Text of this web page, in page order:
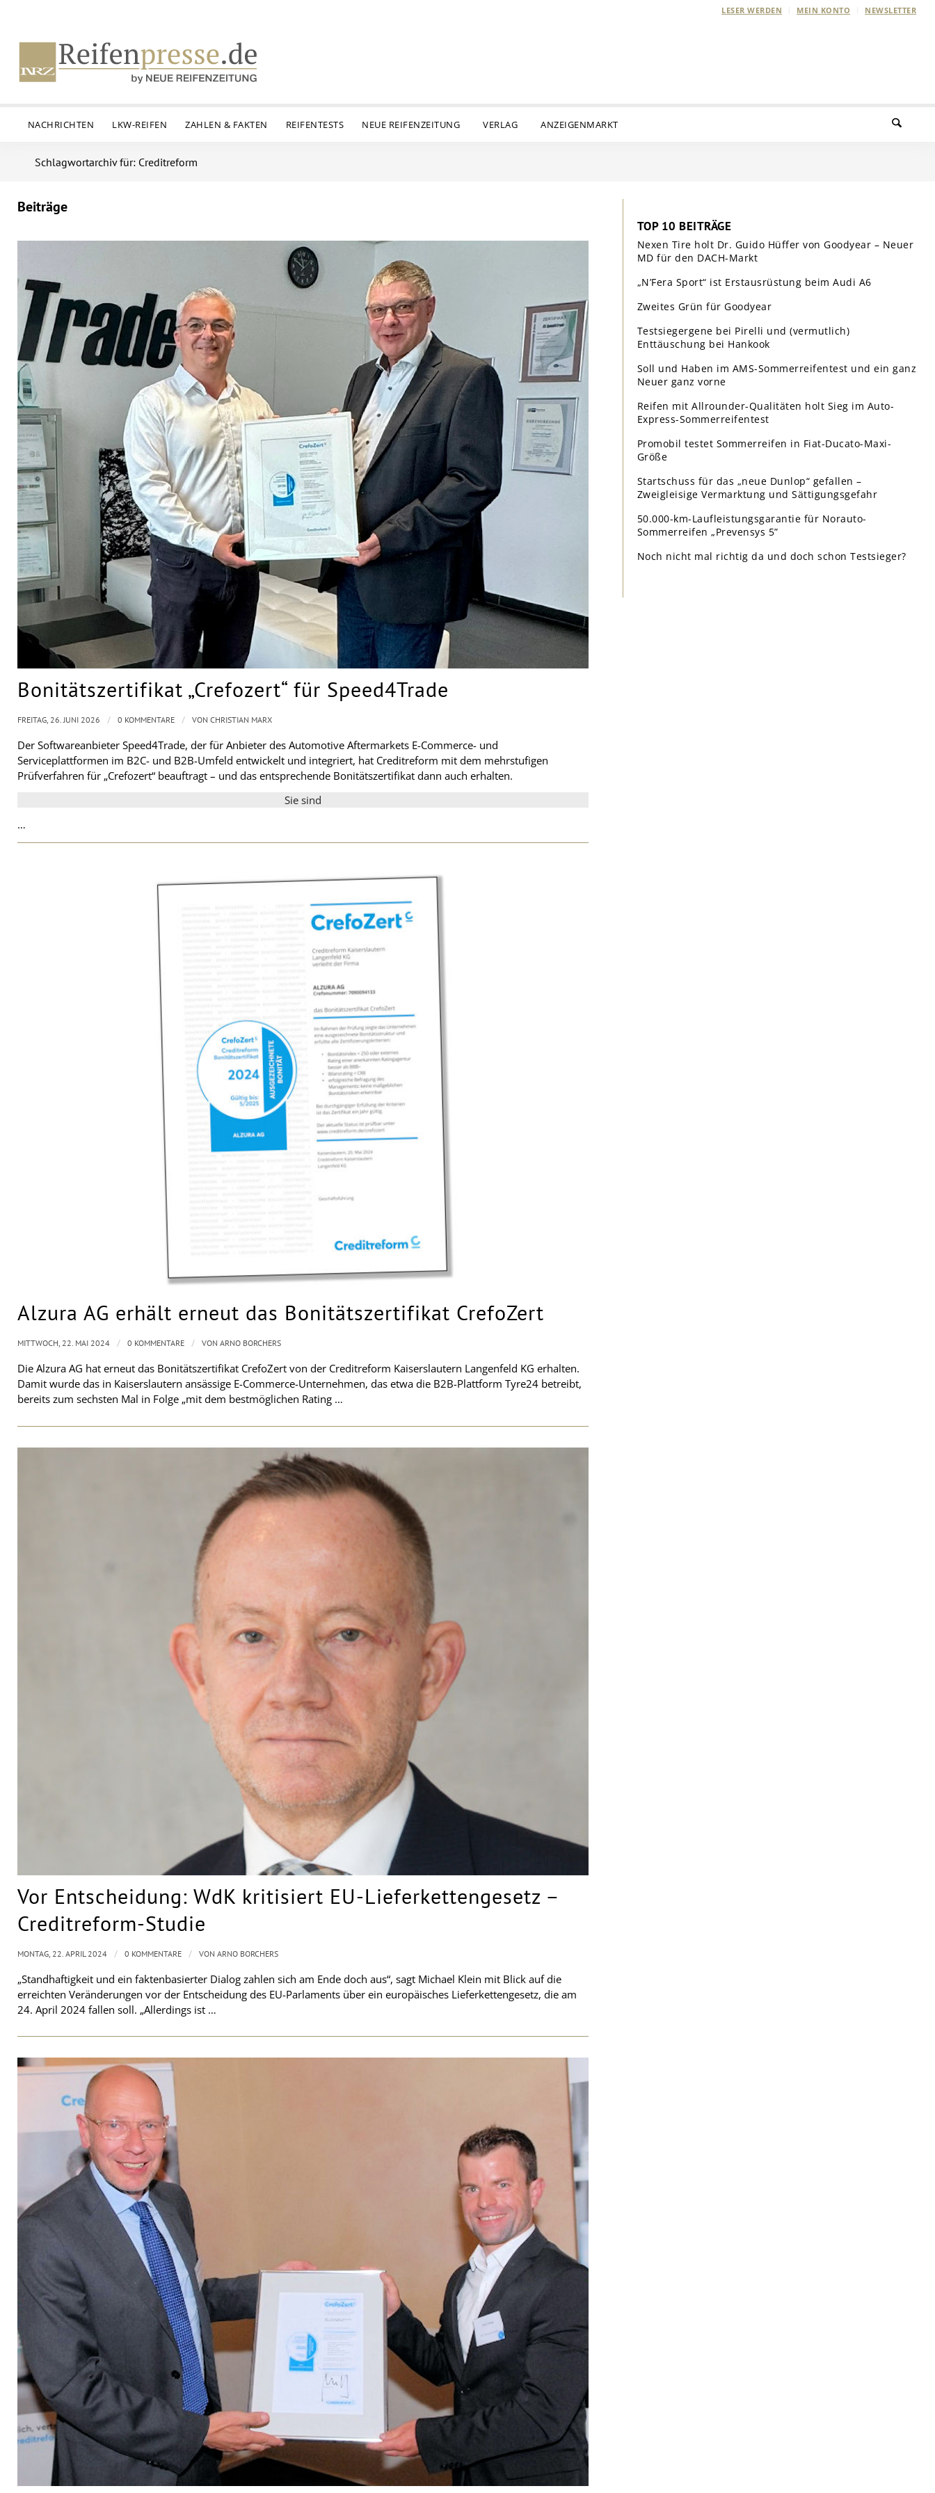
LESER WERDEN MEIN KONTO NEWSLETTER
NACHRICHTEN LKW-REIFEN ZAHLEN & FAKTEN REIFENTESTS NEUE REIFENZEITUNG VERLAG ANZEIGENMARKT
Schlagwortarchiv für: Creditreform
Beiträge
Bonitätszertifikat „Crefozert“ für Speed4Trade
Der Softwareanbieter Speed4Trade, der für Anbieter des Automotive Aftermarkets E-Commerce- und
Serviceplattformen im B2C- und B2B-Umfeld entwickelt und integriert, hat Creditreform mit dem mehrstufigen
Prüfverfahren für „Crefozert“ beauftragt – und das entsprechende Bonitätszertifikat dann auch erhalten.
Sie sind
…
FREITAG, 26. JUNI 2026 / 0 KOMMENTARE / VON CHRISTIAN MARX
Alzura AG erhält erneut das Bonitätszertifikat CrefoZert
Die Alzura AG hat erneut das Bonitätszertifikat CrefoZert von der Creditreform Kaiserslautern Langenfeld KG erhalten.
Damit wurde das in Kaiserslautern ansässige E-Commerce-Unternehmen, das etwa die B2B-Plattform Tyre24 betreibt,
bereits zum sechsten Mal in Folge „mit dem bestmöglichen Rating …
MITTWOCH, 22. MAI 2024 / 0 KOMMENTARE / VON ARNO BORCHERS
Vor Entscheidung: WdK kritisiert EU-Lieferkettengesetz –
Creditreform-Studie
„Standhaftigkeit und ein faktenbasierter Dialog zahlen sich am Ende doch aus“, sagt Michael Klein mit Blick auf die
erreichten Veränderungen vor der Entscheidung des EU-Parlaments über ein europäisches Lieferkettengesetz, die am
24. April 2024 fallen soll. „Allerdings ist …
MONTAG, 22. APRIL 2024 / 0 KOMMENTARE / VON ARNO BORCHERS
TOP 10 BEITRÄGE
Nexen Tire holt Dr. Guido Hüffer von Goodyear – Neuer
MD für den DACH-Markt
„N’Fera Sport“ ist Erstausrüstung beim Audi A6
Zweites Grün für Goodyear
Testsiegergene bei Pirelli und (vermutlich)
Enttäuschung bei Hankook
Soll und Haben im AMS-Sommerreifentest und ein ganz
Neuer ganz vorne
Reifen mit Allrounder-Qualitäten holt Sieg im Auto-
Express-Sommerreifentest
Promobil testet Sommerreifen in Fiat-Ducato-Maxi-
Größe
Startschuss für das „neue Dunlop“ gefallen –
Zweigleisige Vermarktung und Sättigungsgefahr
50.000-km-Laufleistungsgarantie für Norauto-
Sommerreifen „Prevensys 5”
Noch nicht mal richtig da und doch schon Testsieger?